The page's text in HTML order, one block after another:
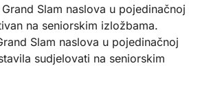
Slam naslova u pojedinačnoj
na seniorskim izložbama.
Slam naslova u pojedinačnoj
sudjelovati na seniorskim